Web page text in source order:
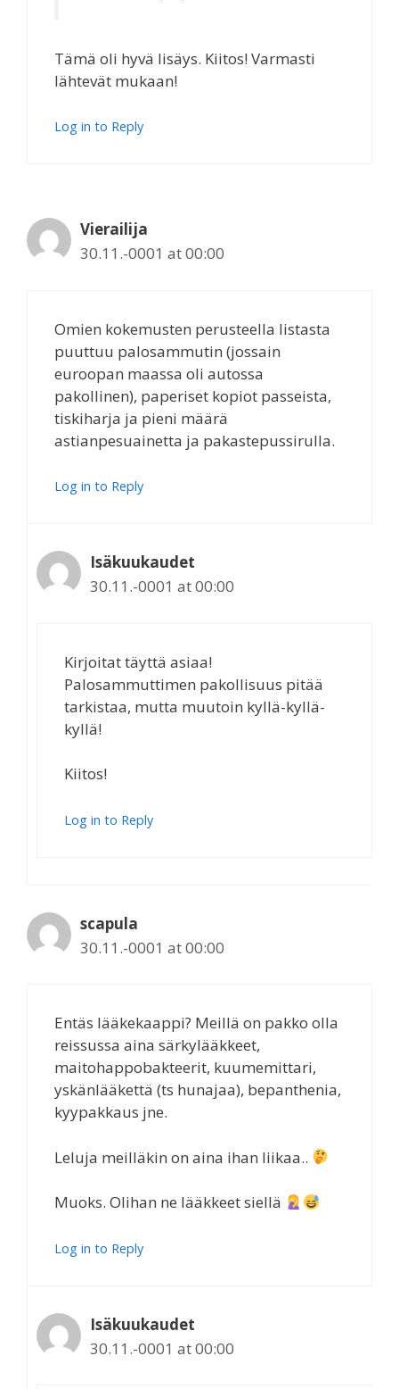
Tämä oli hyvä lisäys. Kiitos! Varmasti
lähtevät mukaan!
Log in to Reply
Vierailija
30.11.-0001 at 00:00
Omien kokemusten perusteella listasta
puuttuu palosammutin (jossain
euroopan maassa oli autossa
pakollinen), paperiset kopiot passeista,
tiskiharja ja pieni määrä
astianpesuainetta ja pakastepussirulla.
Log in to Reply
Isäkuukaudet
30.11.-0001 at 00:00
Kirjoitat täyttä asiaa!
Palosammuttimen pakollisuus pitää
tarkistaa, mutta muutoin kyllä-kyllä-
kyllä!
Kiitos!
Log in to Reply
scapula
30.11.-0001 at 00:00
Entäs lääkekaappi? Meillä on pakko olla
reissussa aina särkylääkkeet,
maitohappobakteerit, kuumemittari,
yskänlääkettä (ts hunajaa), bepanthenia,
kyypakkaus jne.
Leluja meilläkin on aina ihan liikaa..
Muoks. Olihan ne lääkkeet siellä
Log in to Reply
Isäkuukaudet
30.11.-0001 at 00:00